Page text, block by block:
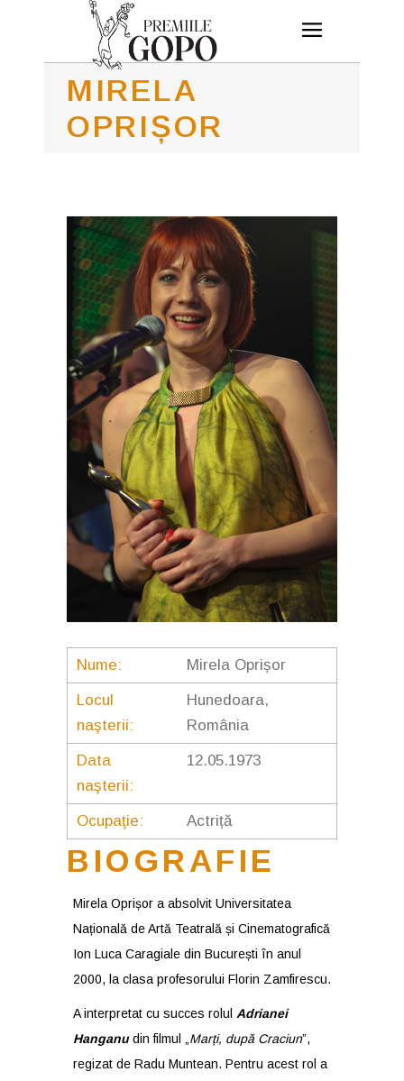
MIRELA
OPRIȘOR
Nume: Mirela Oprișor
Locul
naşterii:
Hunedoara,
România
Data
naşterii:
12.05.1973
Ocupaţie: Actriță
BIOGRAFIE
Mirela Oprișor a absolvit Universitatea
Națională de Artă Teatrală și Cinematografică
Ion Luca Caragiale din București în anul
2000, la clasa profesorului Florin Zamfirescu.
A interpretat cu succes rolul Adrianei
Hanganudin filmul „ Marți, după Craciun”,
regizat de Radu Muntean. Pentru acest rol a